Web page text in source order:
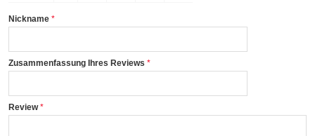
Nickname
Zusammenfassung Ihres Reviews
Review